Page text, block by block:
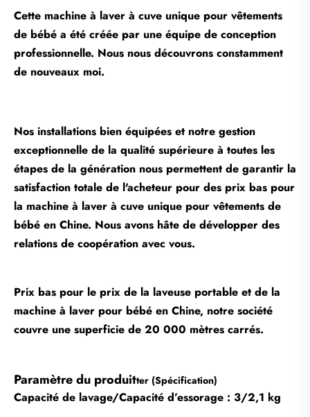
Cette machine à laver à cuve unique pour vêtements
de bébé a été créée par une équipe de conception
professionnelle. Nous nous découvrons constamment
de nouveaux moi.
Nos installations bien équipées et notre gestion
exceptionnelle de la qualité supérieure à toutes les
étapes de la génération nous permettent de garantir la
satisfaction totale de l'acheteur pour des prix bas pour
la machine à laver à cuve unique pour vêtements de
bébé en Chine. Nous avons hâte de développer des
relations de coopération avec vous.
Prix ​​bas pour le prix de la laveuse portable et de la
machine à laver pour bébé en Chine, notre société
couvre une superficie de 20 000 mètres carrés.
Paramètre du produitter (Spécification)
Capacité de lavage/Capacité d’essorage : 3/2,1 kg